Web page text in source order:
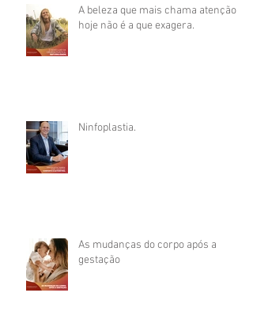
A beleza que mais chama atenção
hoje não é a que exagera.
Ninfoplastia.
As mudanças do corpo após a
gestação